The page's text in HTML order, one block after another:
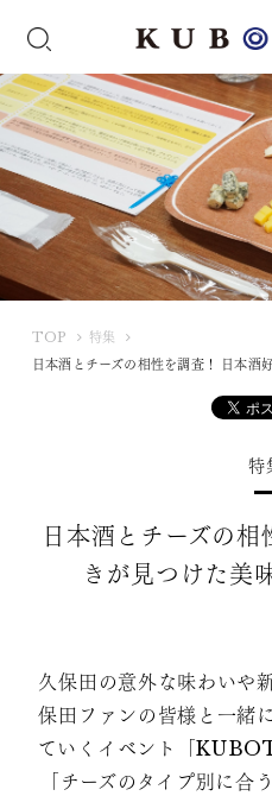
TOP
U
特集
日本酒とチーズの相性を調査！ 日本酒
特
日本酒とチーズの
きが見つけた美
久保田の意外な味わいや
保田ファンの皆様と一緒
ていくイベント「
「チーズのタイプ別に合